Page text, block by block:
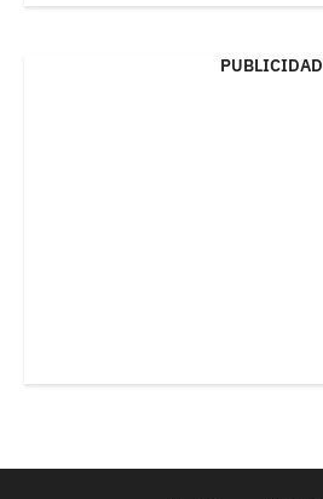
PUBLICIDAD